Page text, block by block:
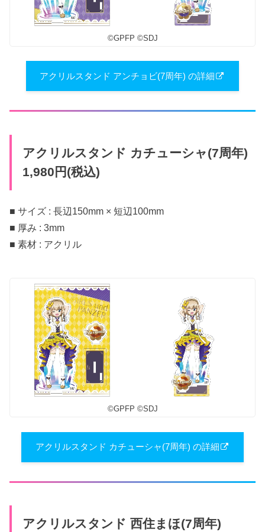
©︎GPFP ©︎SDJ
アクリルスタンド アンチョビ(7周年) の詳細
アクリルスタンド カチューシャ(7周年)
1,980円(税込)
■ サイズ : 長辺150mm × 短辺100mm
■ 厚み : 3mm
■ 素材 : アクリル
©︎GPFP ©︎SDJ
アクリルスタンド カチューシャ(7周年) の詳細
アクリルスタンド 西住まほ(7周年)